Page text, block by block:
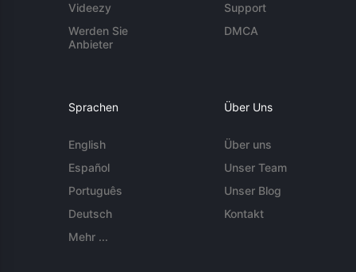
Videezy
Werden Sie
Anbieter
Support
DMCA
Sprachen
English
Español
Português
Deutsch
Mehr ...
Über Uns
Über uns
Unser Team
Unser Blog
Kontakt